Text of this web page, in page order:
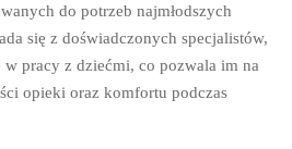
do potrzeb najmłodszych
się z doświadczonych specjalistów,
pracy z dziećmi, co pozwala im na
opieki oraz komfortu podczas